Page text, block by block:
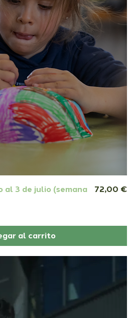
al 3 de julio (semana
Precio
72,00 €
al carrito